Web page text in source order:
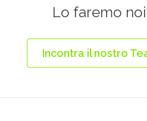
Lo faremo
Incontra il nostro